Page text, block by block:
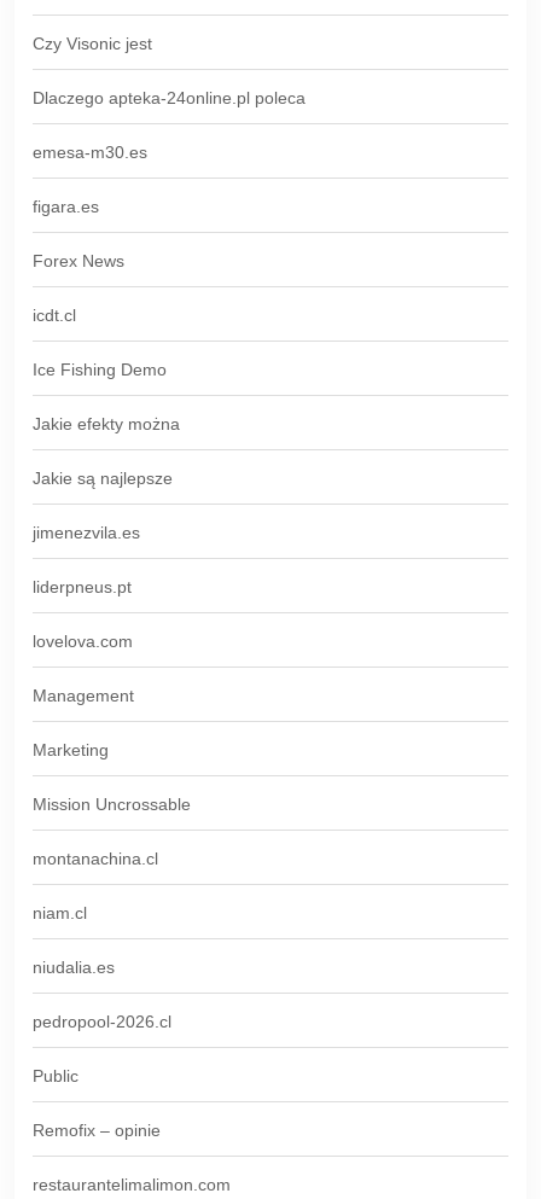
Czy Visonic jest
Dlaczego apteka-24online.pl poleca
emesa-m30.es
figara.es
Forex News
icdt.cl
Ice Fishing Demo
Jakie efekty można
Jakie są najlepsze
jimenezvila.es
liderpneus.pt
lovelova.com
Management
Marketing
Mission Uncrossable
montanachina.cl
niam.cl
niudalia.es
pedropool-2026.cl
Public
Remofix – opinie
restaurantelimalimon.com